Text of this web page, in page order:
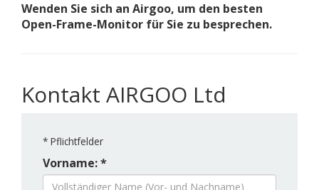
Wenden Sie sich an Airgoo, um den besten
Open-Frame-Monitor für Sie zu besprechen.
Kontakt AIRGOO Ltd
* Pflichtfelder
Vorname: *